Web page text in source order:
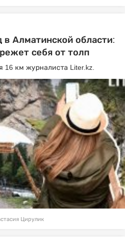
в Алматинской области:
себя от толп
км журналиста Liter.kz.
Цирулик